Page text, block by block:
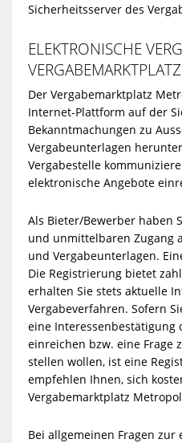
Sicherheitsserver des
ELEKTRONISCHE
Der Vergabemarktplatz
Internet-Plattform auf der
Bekanntmachungen zu
Vergabeunterlagen
Vergabestelle
elektronische Angebote
Als Bieter/Bewerber haben
und unmittelbaren Zugang
und Vergabeunterlagen.
Die Registrierung bietet
erhalten Sie stets aktuelle
Vergabeverfahren. Sofern
eine Interessenbestätigung
einreichen bzw. eine Frage
stellen wollen, ist eine
empfehlen Ihnen, sich
Vergabemarktplatz
Bei allgemeinen Fragen zur